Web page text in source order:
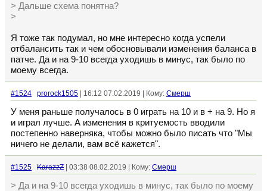
> Дальше схема понятна?
>
Я тоже так подумал, но мне интересно когда успели
отбалансить так и чем обосновывали изменения баланса в
патче. Да и на 9-10 всегда уходишь в минус, так было по
моему всегда.
#1524 prorock1505 | 16:12 07.02.2019 | Кому: Смерш
У меня раньше получалось в 0 играть на 10 и в + на 9. Но я
и играл лучше. А изменения в критуемость вводили
постепенно наверняка, чтобы можно было писать что "Мы
ничего не делали, вам всё кажется".
#1525 KarazzZ | 03:38 08.02.2019 | Кому: Смерш
> Да и на 9-10 всегда уходишь в минус, так было по моему